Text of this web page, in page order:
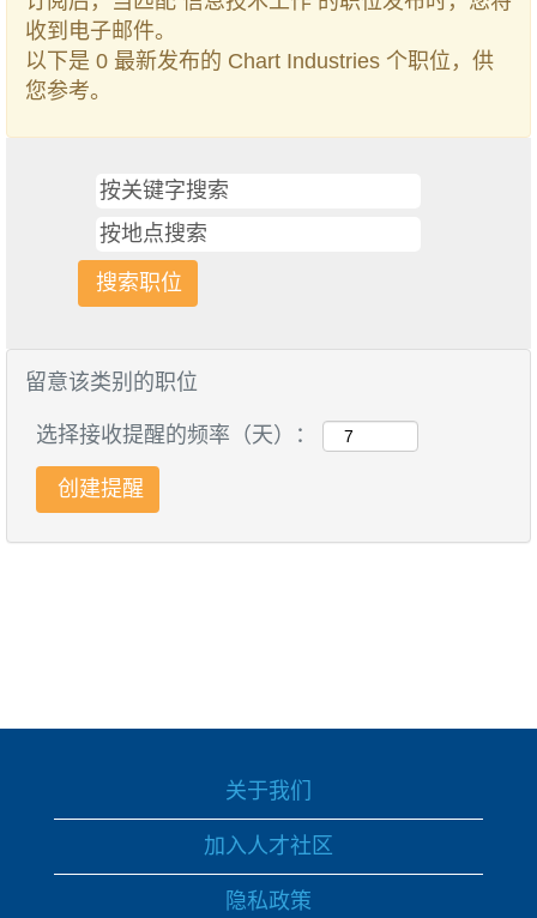
收到电子邮件。
以下是 0 最新发布的 Chart Industries 个职位，供
您参考。
留意该类别的职位
选择接收提醒的频率（天）：
关于我们
加入人才社区
隐私政策